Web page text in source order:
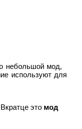
небольшой мод,
используют для
это мод